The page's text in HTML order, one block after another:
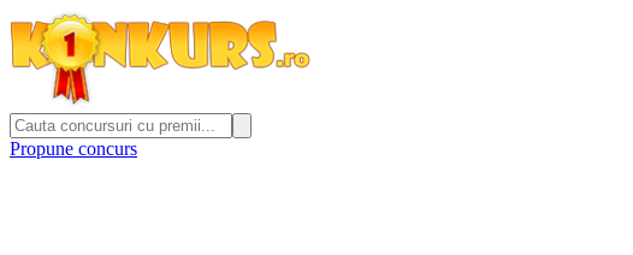
Propune concurs